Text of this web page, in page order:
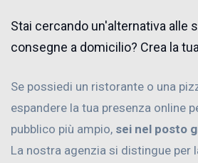
Stai cercando un'alternativa alle
consegne a domicilio? Crea la
Se possiedi un ristorante o una
espandere la tua presenza online
pubblico più ampio, sei nel posto
La nostra agenzia si distingue per